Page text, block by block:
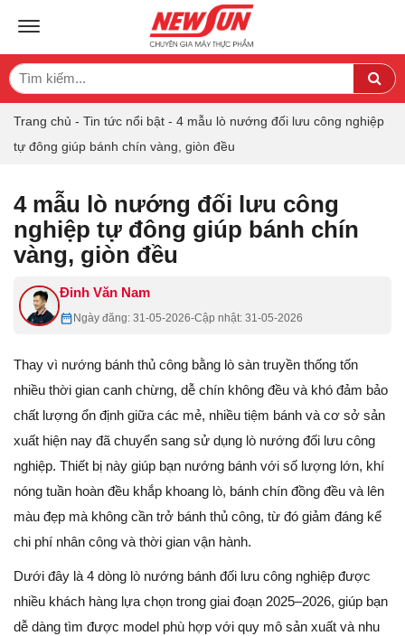
TOGGLE NAVIGATION
Search
for:
Trang chủ - Tin tức nổi bật - 4 mẫu lò nướng đối lưu công nghiệp
tự đông giúp bánh chín vàng, giòn đều
4 mẫu lò nướng đối lưu công
nghiệp tự đông giúp bánh chín
vàng, giòn đều
Đinh Văn Nam
Ngày đăng: 31-05-2026-Cập nhật: 31-05-2026
Thay vì nướng bánh thủ công bằng lò sàn truyền thống tốn
nhiều thời gian canh chừng, dễ chín không đều và khó đảm bảo
chất lượng ổn định giữa các mẻ, nhiều tiệm bánh và cơ sở sản
xuất hiện nay đã chuyển sang sử dụng lò nướng đối lưu công
nghiệp. Thiết bị này giúp bạn nướng bánh với số lượng lớn, khí
nóng tuần hoàn đều khắp khoang lò, bánh chín đồng đều và lên
màu đẹp mà không cần trở bánh thủ công, từ đó giảm đáng kể
chi phí nhân công và thời gian vận hành.
Dưới đây là 4 dòng lò nướng bánh đối lưu công nghiệp được
nhiều khách hàng lựa chọn trong giai đoạn 2025–2026, giúp bạn
dễ dàng tìm được model phù hợp với quy mô sản xuất và nhu